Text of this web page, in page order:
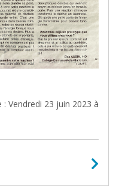
Vendredi 23 juin 2023 à